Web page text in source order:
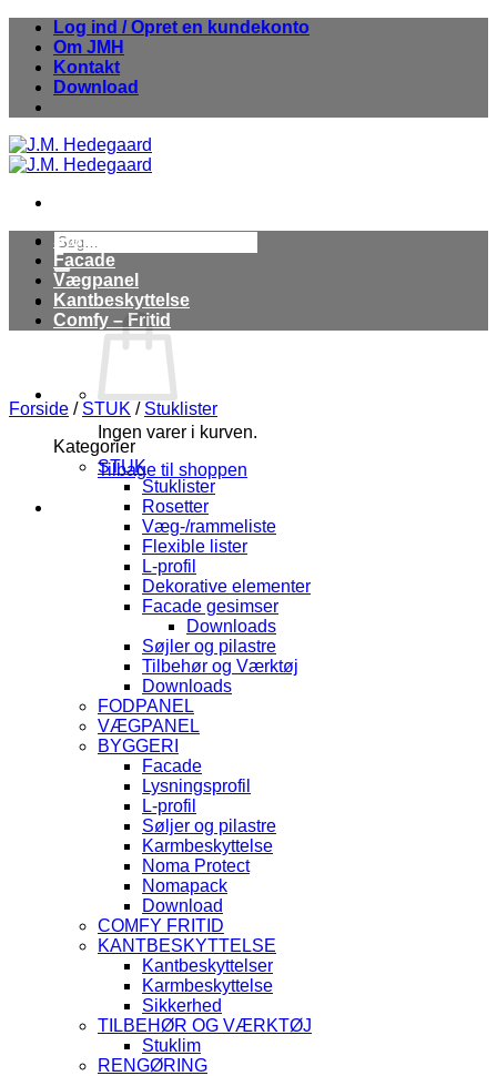
Fortsæt
indhold
Log ind / Opret en kundekonto
Om JMH
Kontakt
Download
Søg
efter:
Ingen varer i kurven.
Tilbage til shoppen
Stuk
Facade
Vægpanel
Kantbeskyttelse
Comfy – Fritid
Forside / STUK / Stuklister
Kategorier
STUK
Stuklister
Rosetter
Væg-/rammeliste
Flexible lister
L-profil
Dekorative elementer
Facade gesimser
Downloads
Søjler og pilastre
Tilbehør og Værktøj
Downloads
FODPANEL
VÆGPANEL
BYGGERI
Facade
Lysningsprofil
L-profil
Søljer og pilastre
Karmbeskyttelse
Noma Protect
Nomapack
Download
COMFY FRITID
KANTBESKYTTELSE
Kantbeskyttelser
Karmbeskyttelse
Sikkerhed
TILBEHØR OG VÆRKTØJ
Stuklim
RENGØRING